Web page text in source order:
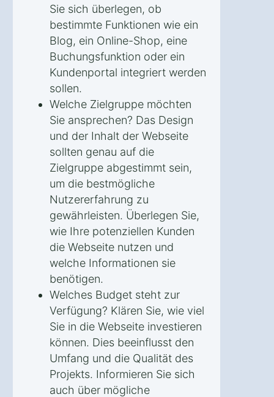
Sie sich überlegen, ob
bestimmte Funktionen wie ein
Blog, ein Online-Shop, eine
Buchungsfunktion oder ein
Kundenportal integriert werden
sollen.
Welche Zielgruppe möchten
Sie ansprechen? Das Design
und der Inhalt der Webseite
sollten genau auf die
Zielgruppe abgestimmt sein,
um die bestmögliche
Nutzererfahrung zu
gewährleisten. Überlegen Sie,
wie Ihre potenziellen Kunden
die Webseite nutzen und
welche Informationen sie
benötigen.
Welches Budget steht zur
Verfügung? Klären Sie, wie viel
Sie in die Webseite investieren
können. Dies beeinflusst den
Umfang und die Qualität des
Projekts. Informieren Sie sich
auch über mögliche